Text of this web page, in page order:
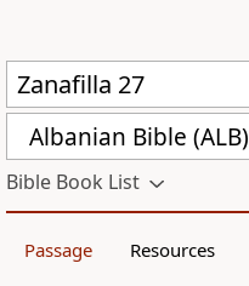
Albanian Bible (ALB)
Bible Book List
Passage Resources